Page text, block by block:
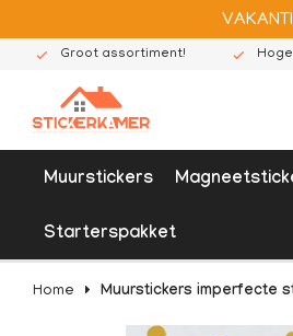
Groot assortiment!
Muurstickers
Starterspakket
Home Muurstickers imperfecte